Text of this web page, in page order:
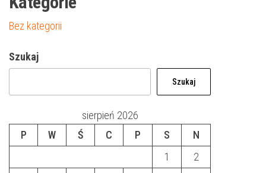
Bez kategorii
Szukaj
Szukaj
sierpień 2026
P
W Ś C P S
N
1
2